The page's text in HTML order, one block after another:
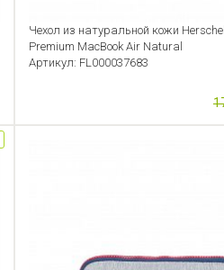
Чехол из натуральной кожи
Premium MacBook Air Natural
Артикул: FL000037683